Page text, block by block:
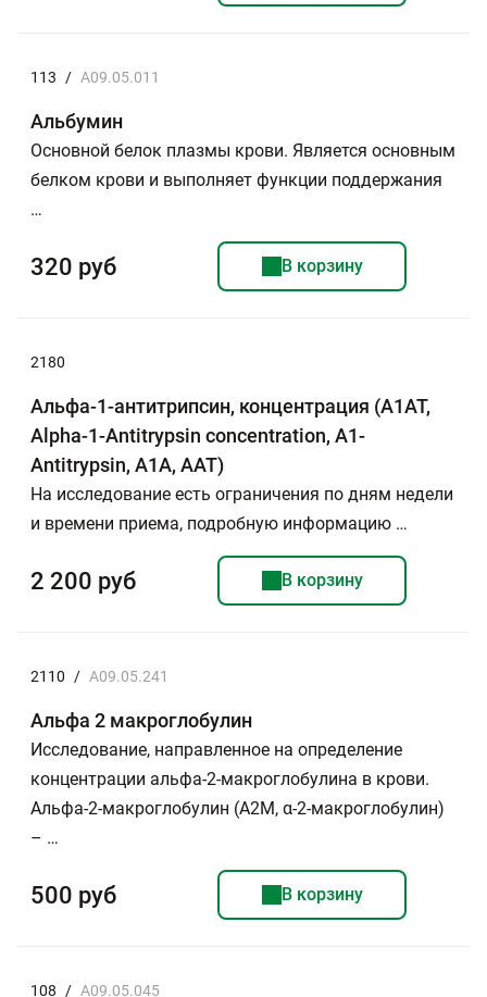
113 / A09.05.011
Альбумин
Основной белок плазмы крови. Является основным
белком крови и выполняет функции поддержания
…
320 руб В корзину
2180
Альфа-1-антитрипсин, концентрация (А1АТ,
Alpha-1-Antitrypsin сoncentration, A1-
Antitrypsin, A1A, AAT)
На исследование есть ограничения по дням недели
и времени приема, подробную информацию …
2 200 руб В корзину
2110 / A09.05.241
Альфа 2 макроглобулин
Исследование, направленное на определение
концентрации альфа-2-макроглобулина в крови.
Альфа-2-макроглобулин (А2М, α-2-макроглобулин)
– …
500 руб В корзину
108 / A09.05.045